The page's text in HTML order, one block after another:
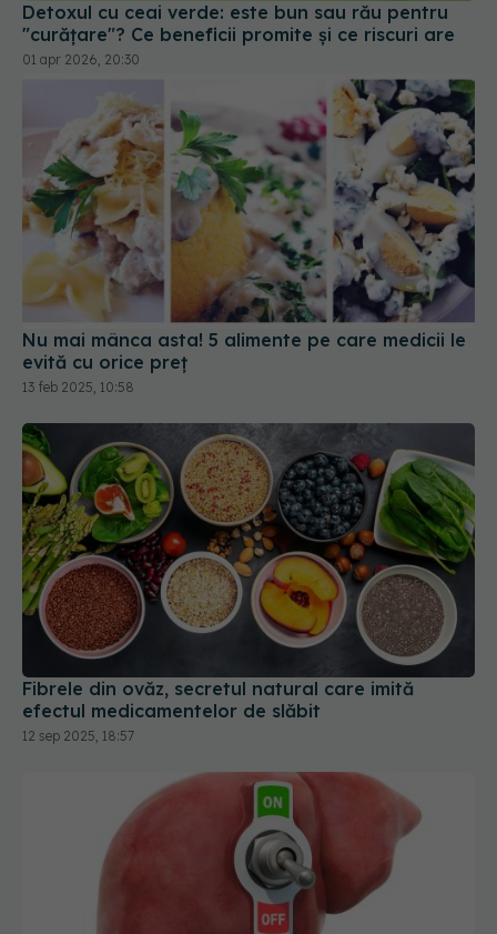
Detoxul cu ceai verde: este bun sau rău pentru
"curățare"? Ce beneficii promite și ce riscuri are
01 apr 2026, 20:30
Nu mai mânca asta! 5 alimente pe care medicii le
evită cu orice preț
13 feb 2025, 10:58
Fibrele din ovăz, secretul natural care imită
efectul medicamentelor de slăbit
12 sep 2025, 18:57